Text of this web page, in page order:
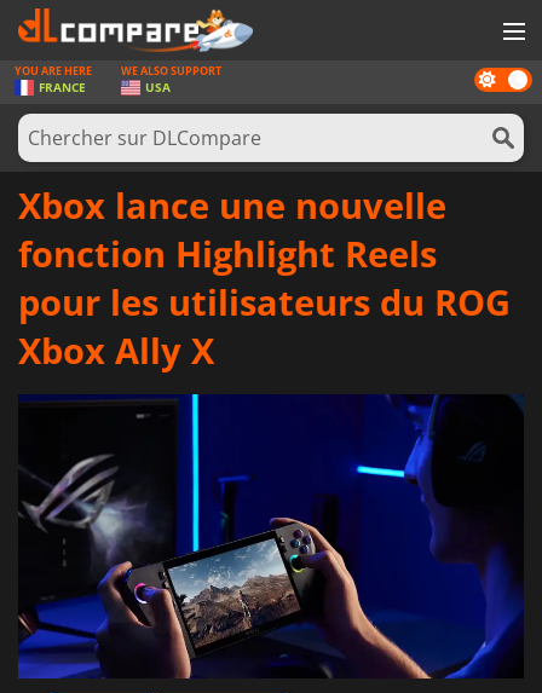
JEUX
CARTES PRÉPAYÉES
LOGICIELS
NEWS
SE CONNECTER OU S'INSCRIRE
Dark
mode
YOU ARE HERE
FRANCE
WE ALSO SUPPORT
USA
Xbox lance une nouvelle
fonction Highlight Reels
pour les utilisateurs du ROG
Xbox Ally X